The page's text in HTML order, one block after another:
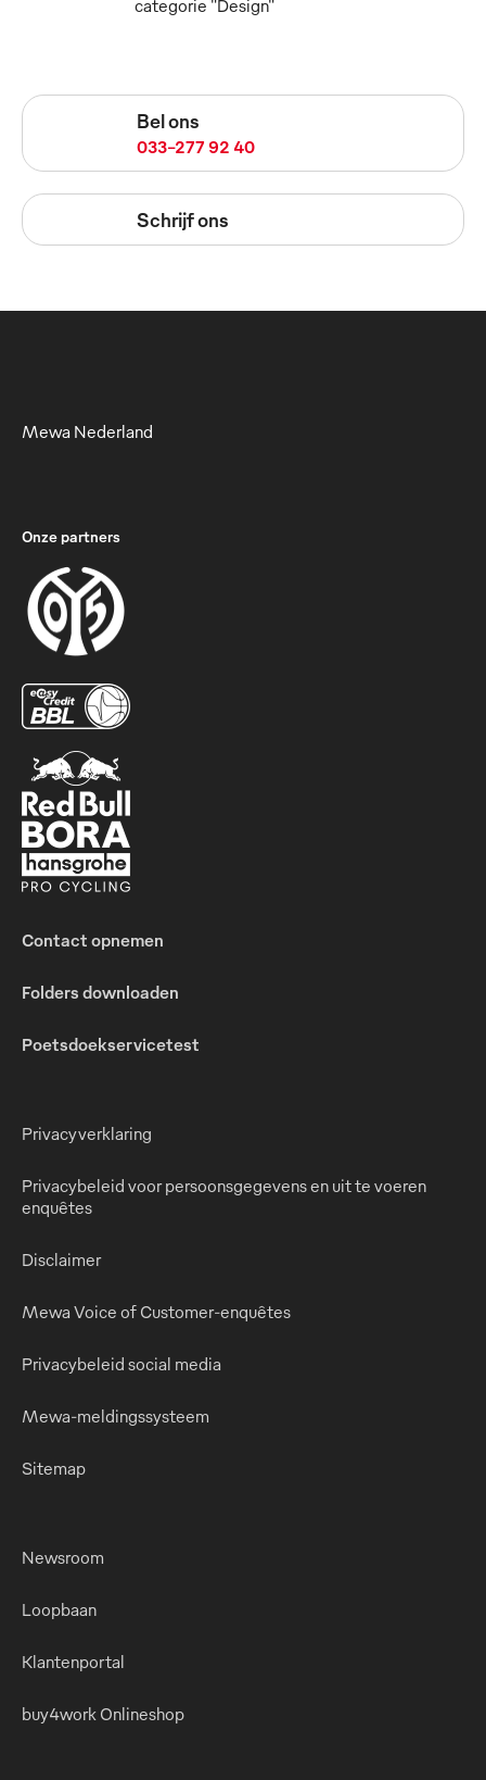
categorie "Design"
Bel ons
033-277 92 40
Schrijf ons
Mewa Nederland
Onze partners
Contact opnemen
Folders downloaden
Poetsdoekservicetest
Privacyverklaring
Privacybeleid voor persoonsgegevens en uit te voeren
enquêtes
Disclaimer
Mewa Voice of Customer-enquêtes
Privacybeleid social media
Mewa-meldingssysteem
Sitemap
Newsroom
Loopbaan
Klantenportal
buy4work Onlineshop